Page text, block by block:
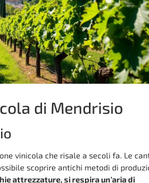
di Mendrisio
vinicola che risale a secoli fa. Le
scoprire antichi metodi di
attrezzature, si respira un’aria di